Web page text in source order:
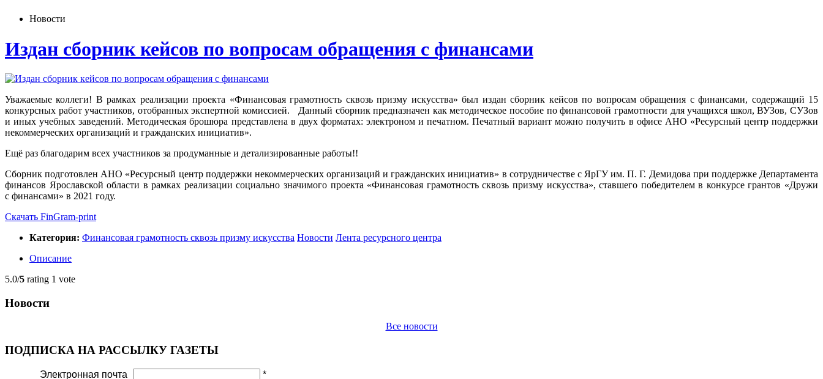
Новости
Издан сборник кейсов по вопросам обращения с финансами
Уважаемые коллеги! В рамках реализации проекта «Финансовая грамотность сквозь призму искусства» был издан сборник кейсов по вопросам обращения с финансами, содержащий 15
конкурсных работ участников, отобранных экспертной комиссией. Данный сборник предназначен как методическое пособие по финансовой грамотности для учащихся школ, ВУЗов, СУЗов
и иных учебных заведений. Методическая брошюра представлена в двух форматах: электроном и печатном. Печатный вариант можно получить в офисе АНО «Ресурсный центр поддержки
некоммерческих организаций и гражданских инициатив».
Ещё раз благодарим всех участников за продуманные и детализированные работы!!
Сборник подготовлен АНО «Ресурсный центр поддержки некоммерческих организаций и гражданских инициатив» в сотрудничестве с ЯрГУ им. П. Г. Демидова при поддержке Департамента
финансов Ярославской области в рамках реализации социально значимого проекта «Финансовая грамотность сквозь призму искусства», ставшего победителем в конкурсе грантов «Дружи
с финансами» в 2021 году.
Скачать FinGram-print
Категория: Финансовая грамотность сквозь призму искусства Новости Лента ресурсного центра
Описание
5.0/5 rating 1 vote
Новости
Все новости
ПОДПИСКА НА РАССЫЛКУ ГАЗЕТЫ
Электронная почта *